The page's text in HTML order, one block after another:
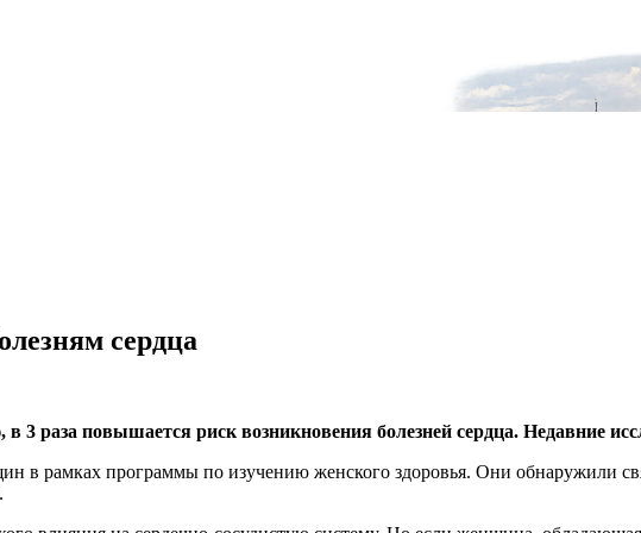
сердца
раза повышается риск возникновения болезней сердца. Недавние
в рамках программы по изучению женского здоровья. Они обнаружили